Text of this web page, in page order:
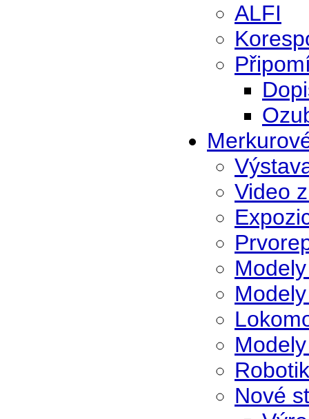
ALFI
Video
Nové